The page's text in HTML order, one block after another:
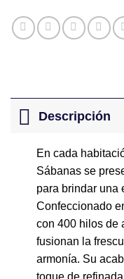
Descripción
En cada
Sábanas se
para brindar una
Confeccionado
con 400 hilos de
fusionan la
armonía. Su